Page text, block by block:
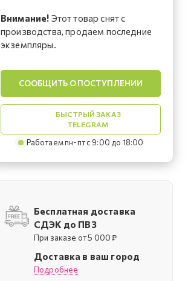
Внимание! Этот товар снят с
производства, продаем последние
экземпляры.
СООБЩИТЬ О ПОСТУПЛЕНИИ
БЫСТРЫЙ ЗАКАЗ
TELEGRAM
Работаем пн-пт с 9:00 до 18:00
Бесплатная доставка
СДЭК до ПВЗ
При заказе от 5 000 ₽
Доставка в ваш город
Подробнее